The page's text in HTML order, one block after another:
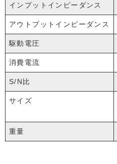
インプットインピーダンス
アウトプットインピーダンス
駆動電圧
消費電流
S/N比
サイズ
重量